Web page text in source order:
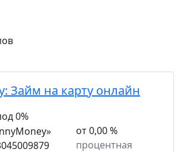
Займ на карту онлайн
0%
от 0,00 %
процентная